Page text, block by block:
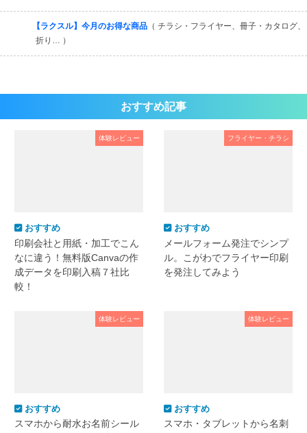
【ラクスル】今月のお得な商品 （ チラシ・フライヤー、冊子・カタログ、
折り… ）
おすすめ記事
体験レビュー
おすすめ
印刷会社と用紙・加工でこん
なに違う！無料版Canvaの作
成データを印刷入稿７社比
較！
フライヤー・チラシ
おすすめ
メールフォーム発注でシンプ
ル。こがわでフライヤー印刷
を発注してみよう
体験レビュー
おすすめ
スマホから耐水お名前シール
体験レビュー
おすすめ
スマホ・タブレットから名刺